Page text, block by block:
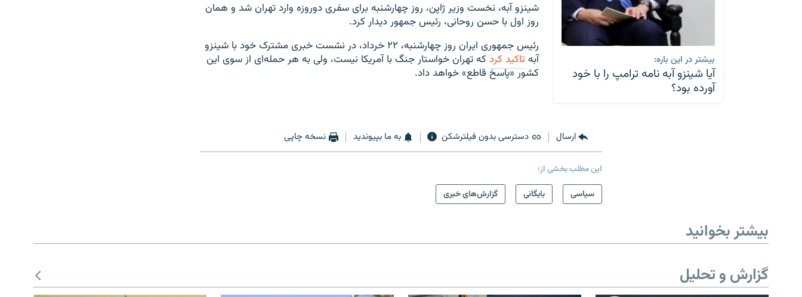
بیشتر در این باره:
آیا شینزو آبه نامه ترامپ را با خود
آورده بود؟
‌شینزو آبه، نخست وزیر ژاپن، روز چهارشنبه برای سفری دوروزه وارد تهران شد و همان
روز اول با حسن روحانی، رئیس جمهور دیدار کرد.
رئیس‌ جمهوری ایران روز چهارشنبه، ۲۲ خرداد، در نشست خبری مشترک خود با شینزو
آبه تاکید کرد که تهران خواستار جنگ با آمریکا نیست، ولی به هر حمله‌ای از سوی این
کشور «پاسخ قاطع» خواهد داد.
ارسال دسترسی بدون فیلترشکن به ما بپیوندید نسخه چاپی
این مطلب بخشی از:
سیاسی
بایگانی گزارش‌های خبری
بیشتر بخوانید
گزارش و تحلیل